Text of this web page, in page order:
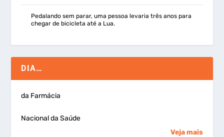
Pedalando sem parar, uma pessoa levaria três anos para
chegar de bicicleta até a Lua.
DIA…
da Farmácia
Nacional da Saúde
Veja mais